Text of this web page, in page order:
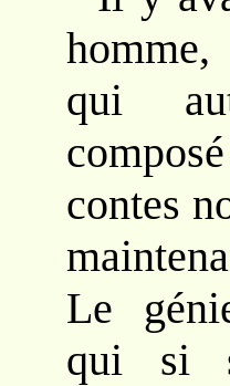
qui
contes
Le
qui si